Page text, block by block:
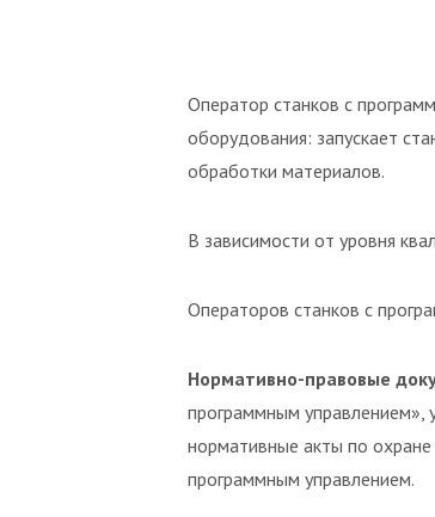
Оператор станков с
оборудования: запускает
обработки материалов.
В зависимости от уровня
Операторов станков с
Нормативно-правовые
программным
нормативные акты по
программным управлением.